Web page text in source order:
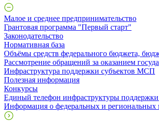
Малое и среднее предпринимательство
Грантовая программа "Первый старт"
Законодательство
Нормативная база
Объёмы средств федерального бюджета,
Рассмотрение обращений за оказанием
Инфраструктура поддержки субъектов МСП
Полезная информация
Конкурсы
Единый телефон инфраструктуры
Информация о федеральных и региональных